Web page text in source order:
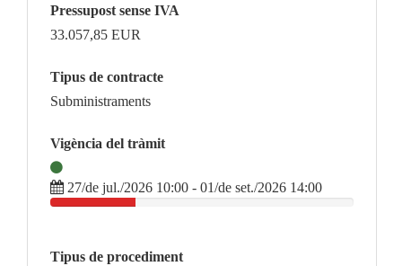
Pressupost sense IVA
33.057,85 EUR
Tipus de contracte
Subministraments
Vigència del tràmit
27/de jul./2026 10:00 - 01/de set./2026 14:00
Tipus de procediment